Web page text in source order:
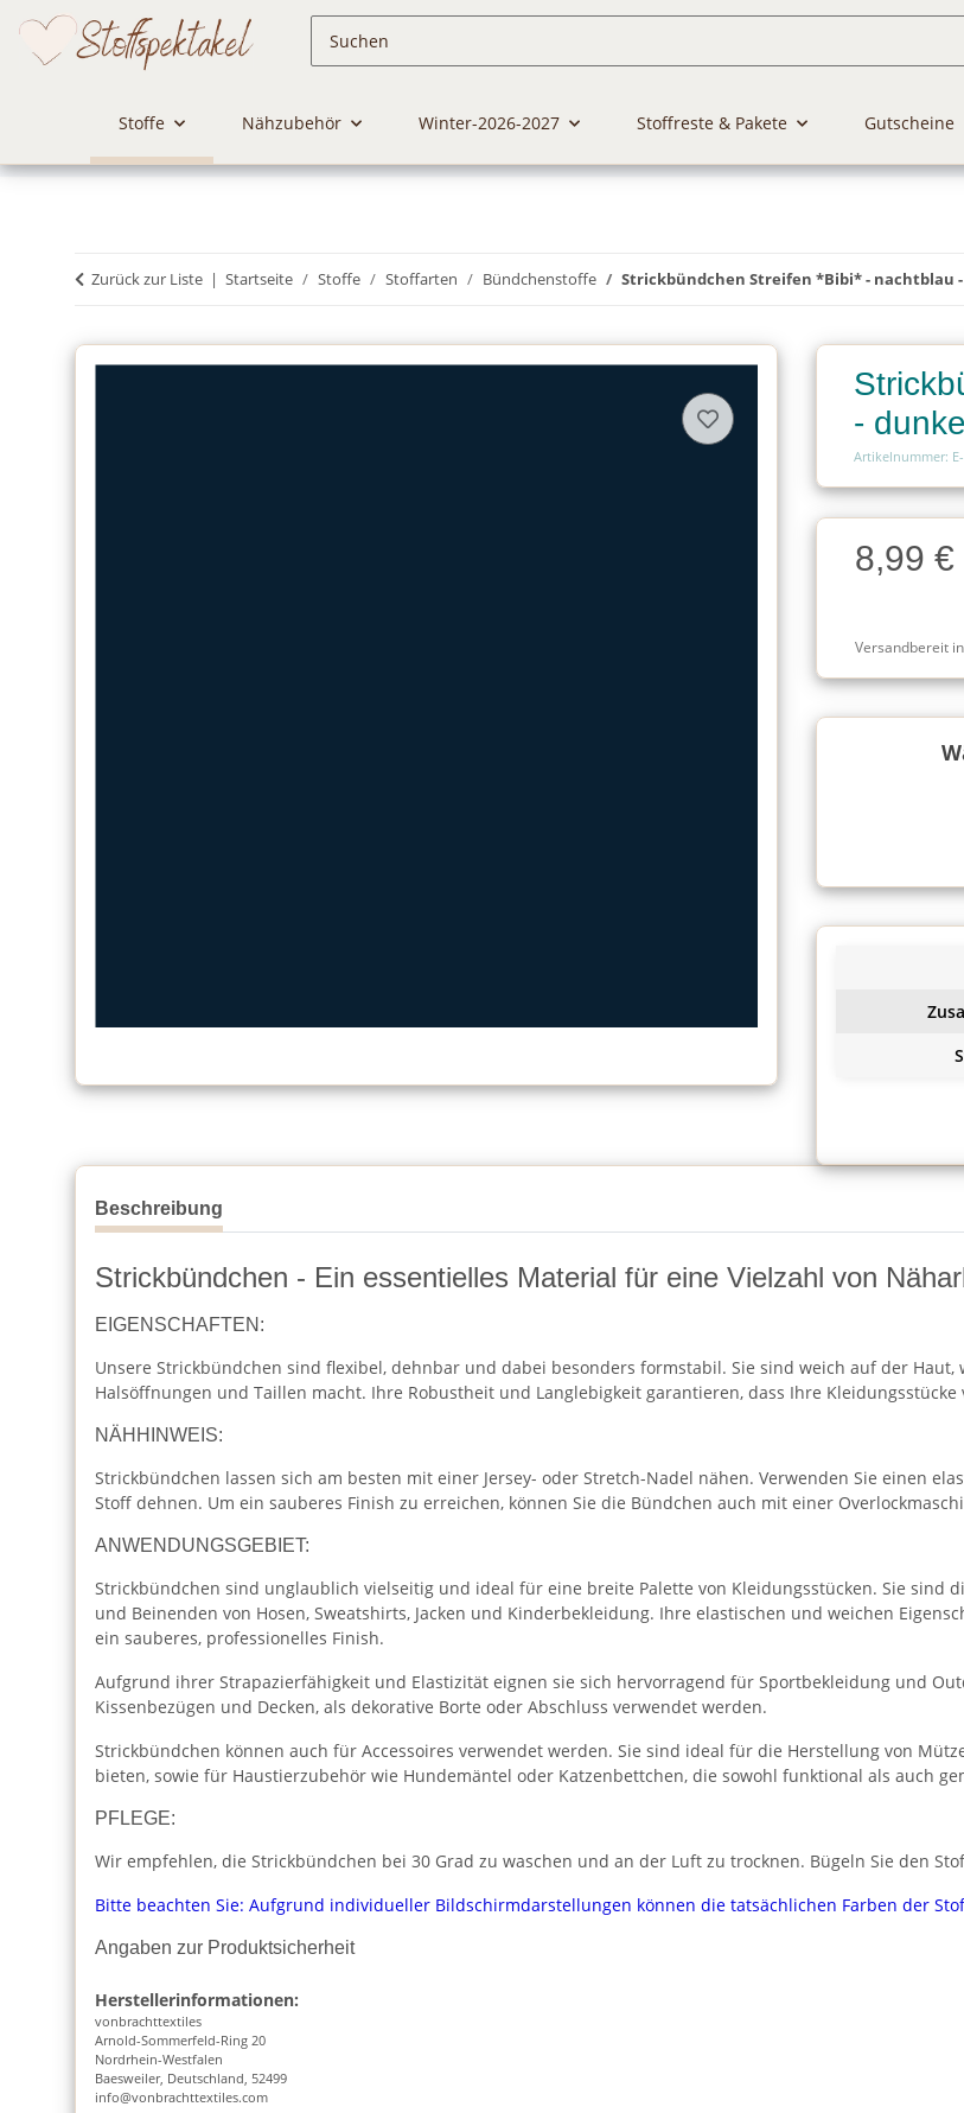
Stoffe Nähzubehör Winter-2026-2027 Stoffreste & Pakete Gutscheine
Zurück zur Liste Startseite Stoffe Stoffarten Bündchenstoffe Strickbündchen Streifen *Bibi* - nachtblau
-
Artikelnummer:
Charge
Charge8,99 €
Versandbereit
Beschreibung
Strickbündchen - Ein essentielles Material für eine Vielzahl von
EIGENSCHAFTEN:
Unsere Strickbündchen sind flexibel, dehnbar und dabei besonders formstabil. Sie sind weich auf der
Halsöffnungen und Taillen macht. Ihre Robustheit und Langlebigkeit garantieren, dass Ihre
NÄHHINWEIS:
Strickbündchen lassen sich am besten mit einer Jersey- oder Stretch-Nadel nähen. Verwenden Sie einen
Stoff dehnen. Um ein sauberes Finish zu erreichen, können Sie die Bündchen auch mit einer
ANWENDUNGSGEBIET:
Strickbündchen sind unglaublich vielseitig und ideal für eine breite Palette von Kleidungsstücken. Sie sind
und Beinenden von Hosen, Sweatshirts, Jacken und Kinderbekleidung. Ihre elastischen und weichen
ein sauberes, professionelles Finish.
Aufgrund ihrer Strapazierfähigkeit und Elastizität eignen sie sich hervorragend für Sportbekleidung und
Kissenbezügen und Decken, als dekorative Borte oder Abschluss verwendet werden.
Strickbündchen können auch für Accessoires verwendet werden. Sie sind ideal für die Herstellung von
bieten, sowie für Haustierzubehör wie Hundemäntel oder Katzenbettchen, die sowohl funktional als auch
PFLEGE:
Wir empfehlen, die Strickbündchen bei 30 Grad zu waschen und an der Luft zu trocknen. Bügeln Sie den
Bitte beachten Sie: Aufgrund individueller Bildschirmdarstellungen können die tatsächlichen Farben der
Angaben zur Produktsicherheit
Herstellerinformationen:
vonbrachttextiles
Arnold-Sommerfeld-Ring 20
Nordrhein-Westfalen
Baesweiler, Deutschland, 52499
info@vonbrachttextiles.com